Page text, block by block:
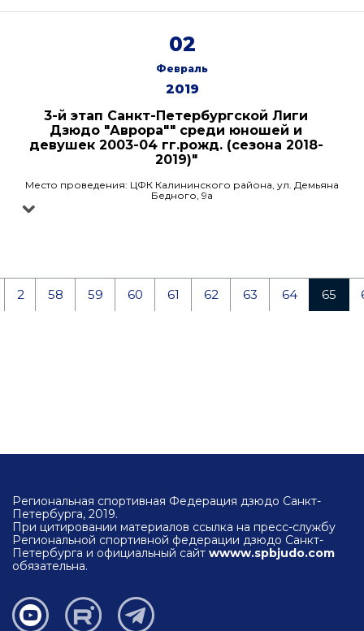
02
Февраль
2019
3-й этап Санкт-Петербургской Лиги
Дзюдо "Аврора"" среди юношей и
девушек 2003-04 гг.рожд. (сезона 2018-
2019)"
Место проведения: ЦФК Калининского района, ул. Демьяна
Бедного, 9а
2 58 59 60 61 62 63 64 65
Региональная спортивная Федерация дзюдо Санкт-
Петербурга, 2019.
При цитировании материалов ссылка на пресс-службу
Региональной спортивной федерации дзюдо Санкт-
Петербурга и официальный сайт wwww.spbjudo.com
обязательна.